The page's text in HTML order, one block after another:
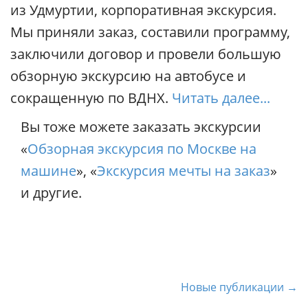
из Удмуртии, корпоративная экскурсия.
Мы приняли заказ, составили программу,
заключили договор и провели большую
обзорную экскурсию на автобусе и
сокращенную по ВДНХ. Читать далее...
Вы тоже можете заказать экскурсии
«Обзорная экскурсия по Москве на
машине», «Экскурсия мечты на заказ»
и другие.
Новые публикации →